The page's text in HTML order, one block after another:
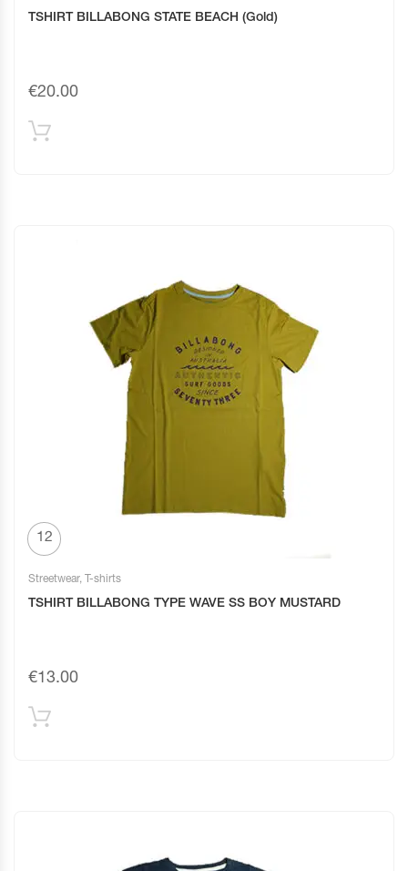
TSHIRT BILLABONG STATE BEACH (Gold)
€20.00
12
Streetwear, T-shirts
TSHIRT BILLABONG TYPE WAVE SS BOY MUSTARD
€13.00